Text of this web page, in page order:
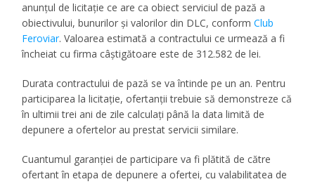
anunțul de licitație ce are ca obiect serviciul de pază a
obiectivului, bunurilor și valorilor din DLC, conformClub
Feroviar. Valoarea estimată a contractului ce urmează a fi
încheiat cu firma câștigătoare este de 312.582 de lei.
Durata contractului de pază se va întinde pe un an. Pentru
participarea la licitație, ofertanţii trebuie să demonstreze că
în ultimii trei ani de zile calculaţi până la data limită de
depunere a ofertelor au prestat servicii similare.
Cuantumul garanţiei de participare va fi plătită de către
ofertant în etapa de depunere a ofertei, cu valabilitatea de